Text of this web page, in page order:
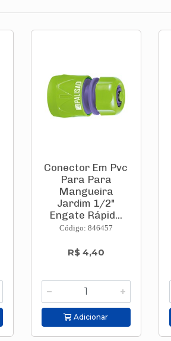
Conector Em Pvc
Para Para
Mangueira
Jardim 1/2"
Engate Rápid...
Código: 846457
R$ 4,40
Adicionar